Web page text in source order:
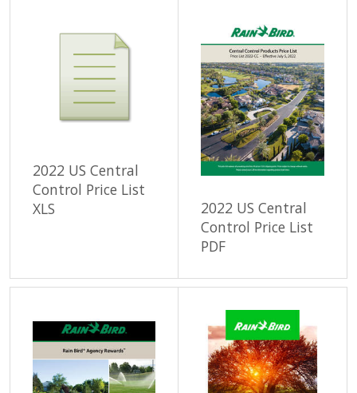
2022 US Central
Control Price List
XLS
2022 US Central
Control Price List
PDF